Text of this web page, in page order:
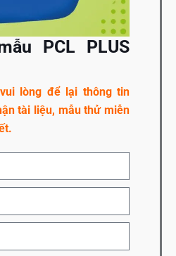
PCL PLUS
lòng để lại thông tin
tài liệu, mẫu thử miễn